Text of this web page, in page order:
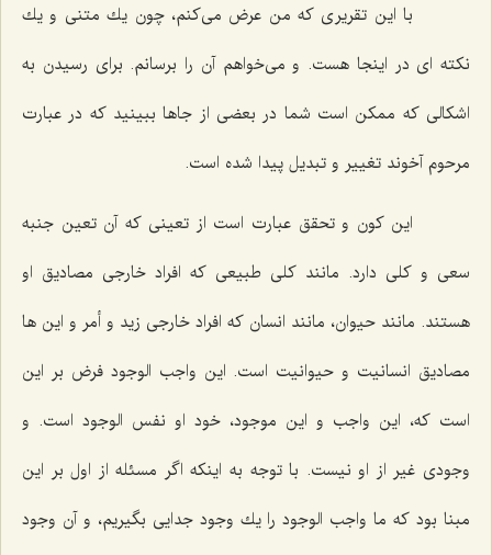
با این تقریرى كه من عرض مى‌كنم، چون یك متنى و یك
نكته اى در اینجا هست. و مى‌خواهم آن را برسانم. براى رسیدن به
اشكالى كه ممكن است شما در بعضى از جاها ببینید كه در عبارت
مرحوم آخوند تغییر و تبدیل پیدا شده است.
این كون و تحقق عبارت است از تعینى كه آن تعین جنبه
سعى و كلى دارد. مانند كلى طبیعى كه افراد خارجى مصادیق او
هستند. مانند حیوان، مانند انسان كه افراد خارجى زید و أمر و این ها
مصادیق انسانیت و حیوانیت است. این واجب الوجود فرض بر این
است كه، این واجب و این موجود، خود او نفس الوجود است. و
وجودى غیر از او نیست. با توجه به اینكه اگر مسئله از اول بر این
مبنا بود كه ما واجب الوجود را یك وجود جدایى بگیریم، و آن وجود